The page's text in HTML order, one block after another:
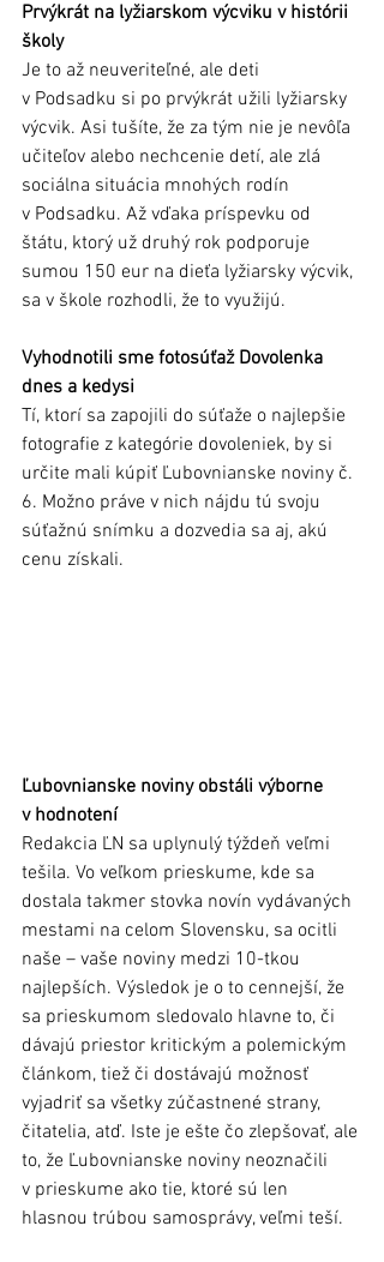
Prvýkrát na lyžiarskom výcviku v histórii
školy
Je to až neuveriteľné, ale deti
v Podsadku si po prvýkrát užili lyžiarsky
výcvik. Asi tušíte, že za tým nie je nevôľa
učiteľov alebo nechcenie detí, ale zlá
sociálna situácia mnohých rodín
v Podsadku. Až vďaka príspevku od
štátu, ktorý už druhý rok podporuje
sumou 150 eur na dieťa lyžiarsky výcvik,
sa v škole rozhodli, že to využijú.
Vyhodnotili sme fotosúťaž Dovolenka
dnes a kedysi
Tí, ktorí sa zapojili do súťaže o najlepšie
fotografie z kategórie dovoleniek, by si
určite mali kúpiť Ľubovnianske noviny č.
6. Možno práve v nich nájdu tú svoju
súťažnú snímku a dozvedia sa aj, akú
cenu získali.
Ľubovnianske noviny obstáli výborne
v hodnotení
Redakcia ĽN sa uplynulý týždeň veľmi
tešila. Vo veľkom prieskume, kde sa
dostala takmer stovka novín vydávaných
mestami na celom Slovensku, sa ocitli
naše – vaše noviny medzi 10-tkou
najlepších. Výsledok je o to cennejší, že
sa prieskumom sledovalo hlavne to, či
dávajú priestor kritickým a polemickým
článkom, tiež či dostávajú možnosť
vyjadriť sa všetky zúčastnené strany,
čitatelia, atď. Iste je ešte čo zlepšovať, ale
to, že Ľubovnianske noviny neoznačili
v prieskume ako tie, ktoré sú len
hlasnou trúbou samosprávy, veľmi teší.